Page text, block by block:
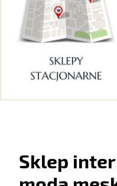
Sklep